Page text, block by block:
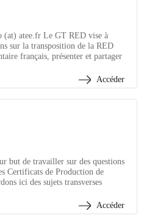
atee.fr Le GT RED vise à
sur la transposition de la RED
français, présenter et partager
Accéder
but de travailler sur des questions
Certificats de Production de
ici des sujets transverses
Accéder